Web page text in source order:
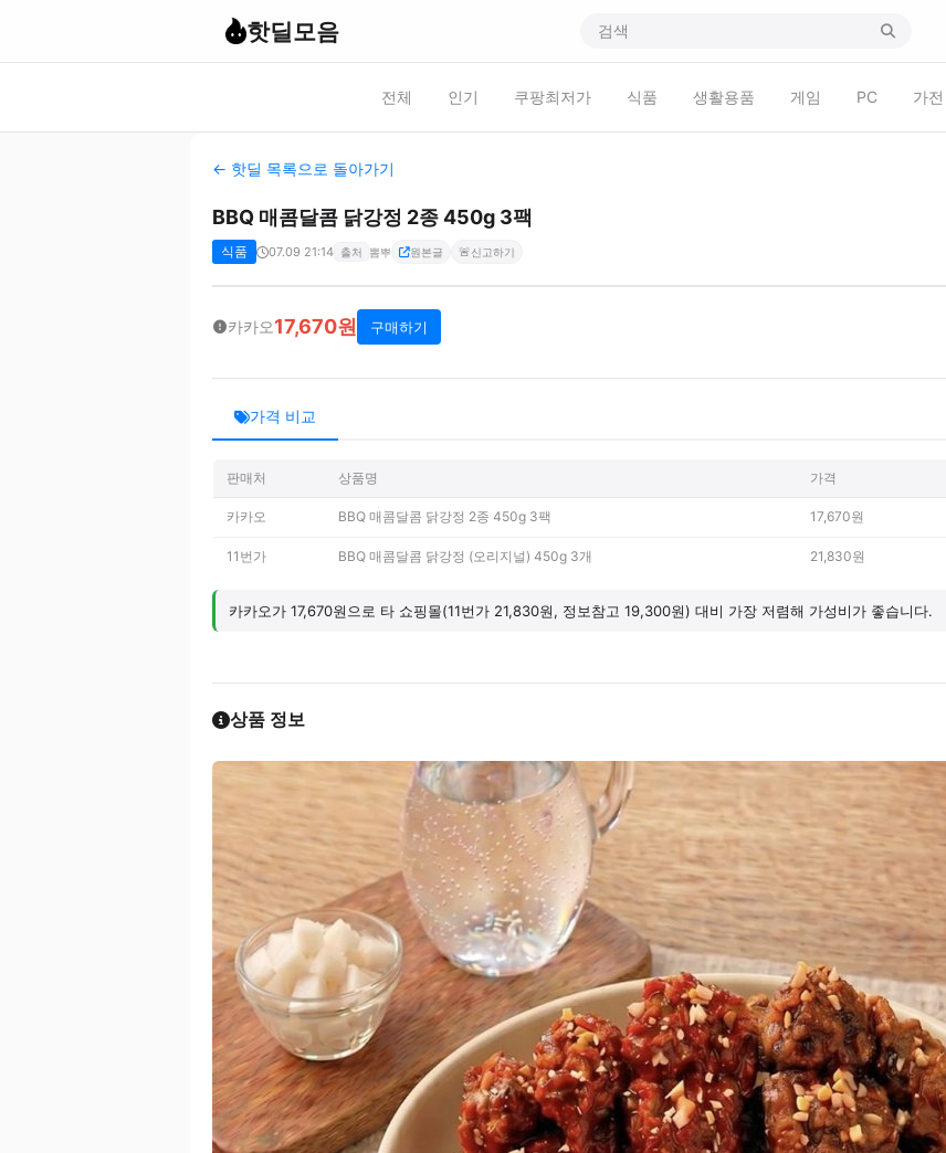
핫딜모음
전체 인기 쿠팡최저가 식품 생활용품 게임 PC 가전
← 핫딜 목록으로 돌아가기
BBQ 매콤달콤 닭강정 2종 450g 3팩
식품 07.09 21:14 출처 뽐뿌 원본글 🚨신고하기
카카오17,670원 구매하기
가격 비교
판매처 상품명 가격
카카오 BBQ 매콤달콤 닭강정 2종 450g 3팩 17,670원
11번가 BBQ 매콤달콤 닭강정 (오리지널) 450g 3개 21,830원
카카오가 17,670원으로 타 쇼핑몰(11번가 21,830원, 정보참고 19,300원) 대비 가장 저렴해 가성비가 좋습니다.
상품 정보